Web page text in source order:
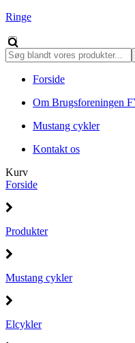
Ringe
Forside
Om Brugsforeningen
Mustang cykler
Kontakt os
Kurv
Forside
Produkter
Mustang cykler
Elcykler